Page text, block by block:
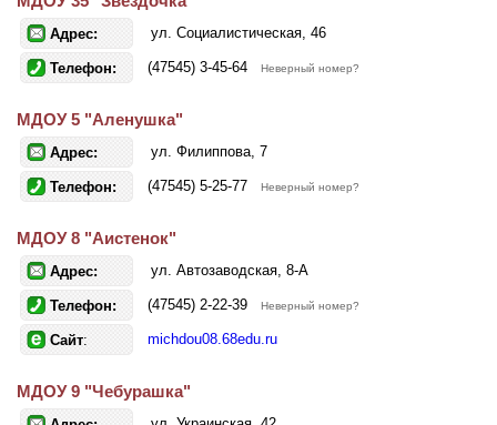
Адрес: ул. Социалистическая, 46
Телефон: (47545) 3-45-64 Неверный номер?
МДОУ 5 "Аленушка"
Адрес: ул. Филиппова, 7
Телефон: (47545) 5-25-77 Неверный номер?
МДОУ 8 "Аистенок"
Адрес: ул. Автозаводская, 8-А
Телефон: (47545) 2-22-39 Неверный номер?
Сайт: michdou08.68edu.ru
МДОУ 9 "Чебурашка"